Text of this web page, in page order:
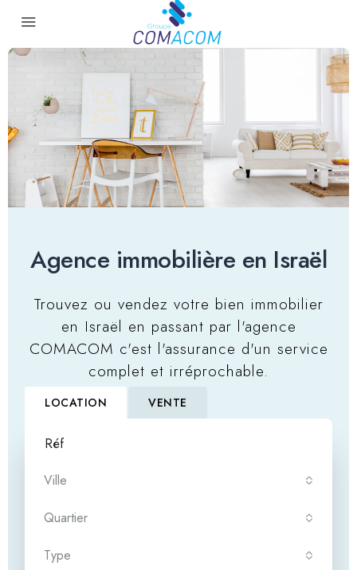
Agence immobilière en Israël
Trouvez ou vendez votre bien immobilier
en Israël en passant par l'agence
COMACOM c'est l'assurance d'un service
complet et irréprochable.
LOCATION VENTE
Ville
Quartier
Type